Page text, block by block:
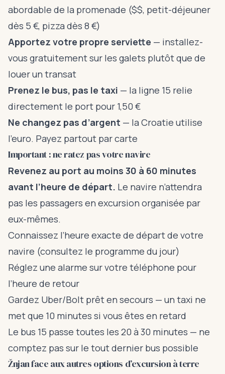
abordable de la promenade ($$, petit-déjeuner
dès 5 €, pizza dès 8 €)
Apportez votre propre serviette — installez-
vous gratuitement sur les galets plutôt que de
louer un transat
Prenez le bus, pas le taxi — la ligne 15 relie
directement le port pour 1,50 €
Ne changez pas d’argent — la Croatie utilise
l’euro. Payez partout par carte
Important : ne ratez pas votre navire
Revenez au port au moins 30 à 60 minutes
avant l’heure de départ. Le navire n’attendra
pas les passagers en excursion organisée par
eux-mêmes.
Connaissez l’heure exacte de départ de votre
navire (consultez le programme du jour)
Réglez une alarme sur votre téléphone pour
l’heure de retour
Gardez Uber/Bolt prêt en secours — un taxi ne
met que 10 minutes si vous êtes en retard
Le bus 15 passe toutes les 20 à 30 minutes — ne
comptez pas sur le tout dernier bus possible
Žnjan face aux autres options d’excursion à terre